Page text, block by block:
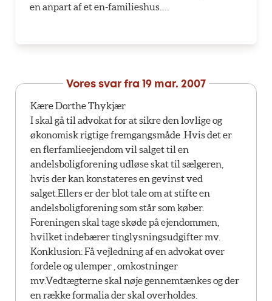
en anpart af et en-familieshus….
Vores svar fra 19 mar. 2007
Kære Dorthe Thykjær
I skal gå til advokat for at sikre den lovlige og
økonomisk rigtige fremgangsmåde .Hvis det er
en flerfamlieejendom vil salget til en
andelsboligforening udløse skat til sælgeren,
hvis der kan konstateres en gevinst ved
salget.Ellers er der blot tale om at stifte en
andelsboligforening som står som køber.
Foreningen skal tage skøde på ejendommen,
hvilket indebærer tinglysningsudgifter mv.
Konklusion: Få vejledning af en advokat over
fordele og ulemper , omkostninger
mv.Vedtægterne skal nøje gennemtænkes og der
en række formalia der skal overholdes.